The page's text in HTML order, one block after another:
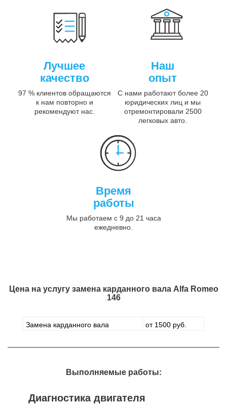
Лучшее
качество
97 % клиентов обращаются
к нам повторно и
рекомендуют нас.
Наш
опыт
С нами работают более 20
юридических лиц и мы
отремонтировали 2500
легковых авто.
Время
работы
Мы работаем с 9 до 21 часа
ежедневно.
Цена на услугу замена карданного вала Alfa Romeo
146
Замена карданного вала от 1500 руб.
Выполняемые работы:
Диагностика двигателя